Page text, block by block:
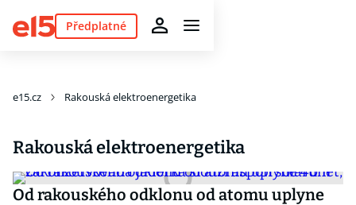
Předplatné
e15.cz Rakouská elektroenergetika
Rakouská elektroenergetika
Od rakouského odklonu od atomu uplyne